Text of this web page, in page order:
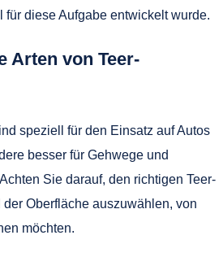
diese Aufgabe entwickelt wurde.
Arten von Teer-
speziell für den Einsatz auf Autos
besser für Gehwege und
Sie darauf, den richtigen Teer-
Oberfläche auszuwählen, von
möchten.